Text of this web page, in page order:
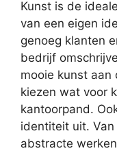
Kunst is de
van een eigen
genoeg klanten
bedrijf
mooie kunst aan
kiezen wat voor
kantoorpand.
identiteit uit.
abstracte